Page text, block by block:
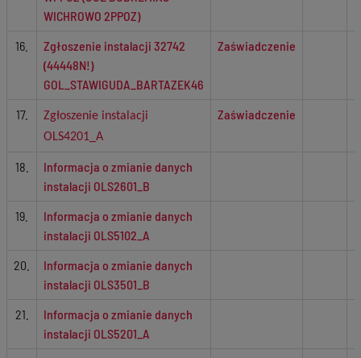
WICHROWO 2PPOZ)
16.
Zgłoszenie instalacji 32742
(44448N!)
GOL_STAWIGUDA_BARTAZEK46
Zaświadczenie
17.
Zgłoszenie instalacji
OLS4201_A
Zaświadczenie
18.
Informacja o zmianie danych
instalacji OLS2601_B
19.
Informacja o zmianie danych
instalacji OLS5102_A
20.
Informacja o zmianie danych
instalacji OLS3501_B
21.
Informacja o zmianie danych
instalacji OLS5201_A